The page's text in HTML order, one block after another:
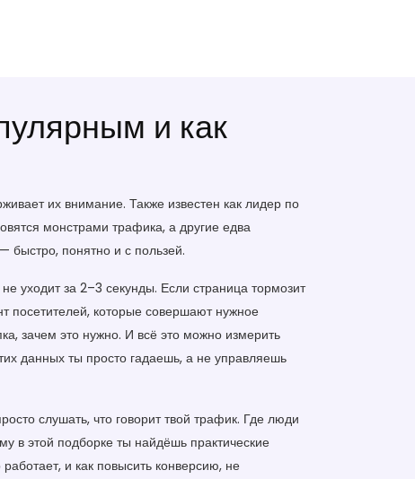
и как
их внимание. Также известен как лидер по
монстрами трафика, а другие едва
быстро, понятно и с пользей.
уходит за 2–3 секунды. Если страница тормозит
посетителей, которые совершают нужное
зачем это нужно. И всё это можно измерить
данных ты просто гадаешь, а не управляешь
слушать, что говорит твой трафик. Где люди
в этой подборке ты найдёшь практические
работает, и как повысить конверсию, не